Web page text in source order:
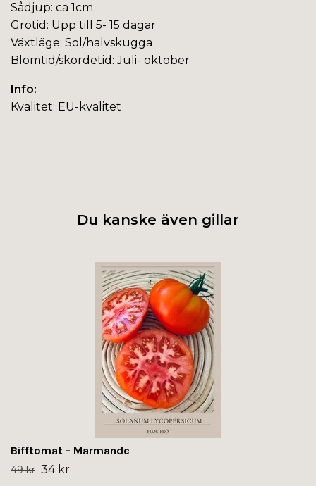
Sådjup: ca 1cm
Grotid: Upp till 5- 15 dagar
Växtläge: Sol/halvskugga
Blomtid/skördetid: Juli- oktober
Info:
Kvalitet: EU-kvalitet
Bifftomat - Marmande
49 kr 34 kr